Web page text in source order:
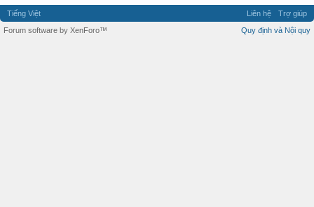
Tiếng Việt Liên hệ
Trợ giúp
Quy định và Nội quy
Forum software by XenForo™